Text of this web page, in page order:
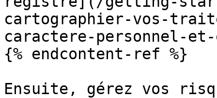
cartographier-vos-
caractere-personnel-
{% endcontent-ref %}
Ensuite, gérez vos